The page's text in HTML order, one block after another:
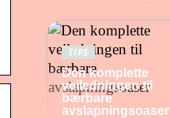
TIPS
Den komplette
veiledningen til
bærbare
avslapningsoaser